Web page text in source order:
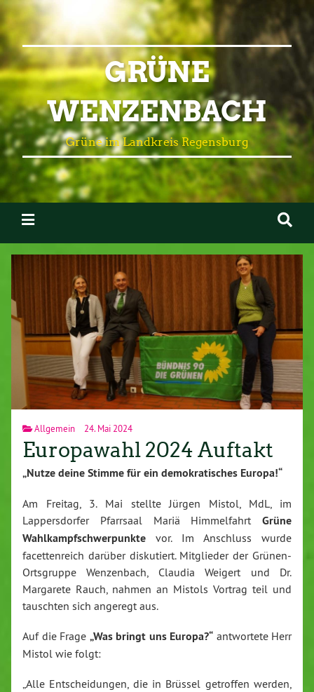
GRÜNE
WENZENBACH
Grüne im Landkreis Regensburg
Allgemein 24. Mai 2024
Europawahl 2024 Auftakt
„Nutze deine Stimme für ein demokratisches Europa!“
Am Freitag, 3. Mai stellte Jürgen Mistol, MdL, im
Lappersdorfer Pfarrsaal Mariä Himmelfahrt Grüne
Wahlkampfschwerpunkte vor. Im Anschluss wurde
facettenreich darüber diskutiert. Mitglieder der Grünen-
Ortsgruppe Wenzenbach, Claudia Weigert und Dr.
Margarete Rauch, nahmen an Mistols Vortrag teil und
tauschten sich angeregt aus.
Auf die Frage „Was bringt uns Europa?“ antwortete Herr
Mistol wie folgt:
„Alle Entscheidungen, die in Brüssel getroffen werden,